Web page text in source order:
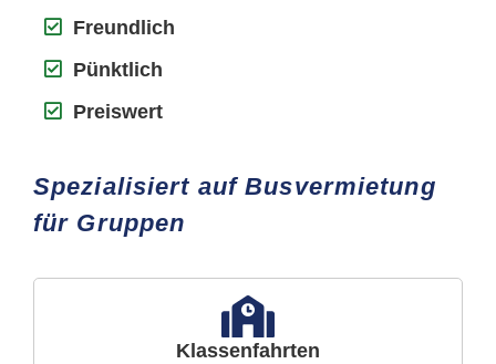
Freundlich
Pünktlich
Preiswert
Spezialisiert auf Busvermietung
für Gruppen
Klassenfahrten